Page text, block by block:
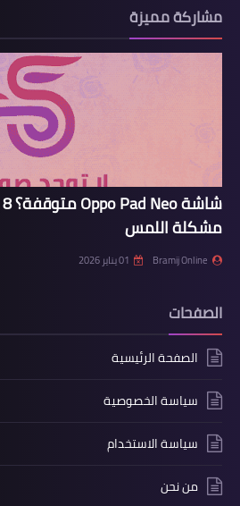
مشاركة مميزة
مشكلة اللمس
Bramij Online 01 يناير 2026
الصفحات
الصفحة الرئيسية
سياسة الخصوصية
سياسة الاستخدام
من نحن